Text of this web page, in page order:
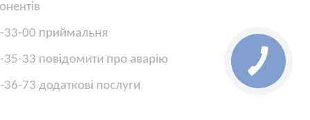
33-00 приймальня
35-33 повідомити про аварію
36-73 додаткові послуги